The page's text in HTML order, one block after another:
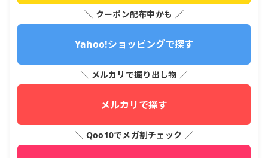
＼ クーポン配布中かも ／
Yahoo!ショッピングで探す
＼ メルカリで掘り出し物 ／
メルカリで探す
＼ Qoo10でメガ割チェック ／